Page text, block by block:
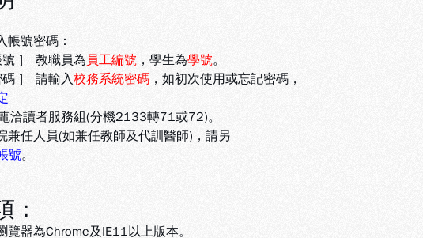
帳號密碼：
] 教職員為員工編號 ，學生為學號。
] 請輸入校務系統密碼 ，如初次使用或忘記密碼，
者服務組(分機2133轉71或72)。
兼任人員(如兼任教師及代訓醫師)，請另
號。
：
覽器為Chrome及IE11以上版本。